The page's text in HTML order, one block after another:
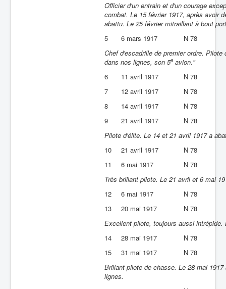
Officier d'un entrain et d'un courage
combat. Le 15 février 1917, après avoir
abattu. Le 25 février mitraillant à bout
5
6 mars 1917
N 78
Chef d'escadrille de premier ordre.
dans nos lignes, son 5e avion."
6
11 avril 1917
N 78
7
12 avril 1917
N 78
8
14 avril 1917
N 78
9
21 avril 1917
N 78
Pilote d'élite. Le 14 et 21 avril 1917 a
10
21 avril 1917
N 78
11
6 mai 1917
N 78
Très brillant pilote. Le 21 avril et 6 mai
12
6 mai 1917
N 78
13
20 mai 1917
N 78
Excellent pilote, toujours aussi
14
28 mai 1917
N 78
15
31 mai 1917
N 78
Brillant pilote de chasse. Le 28 mai
lignes.